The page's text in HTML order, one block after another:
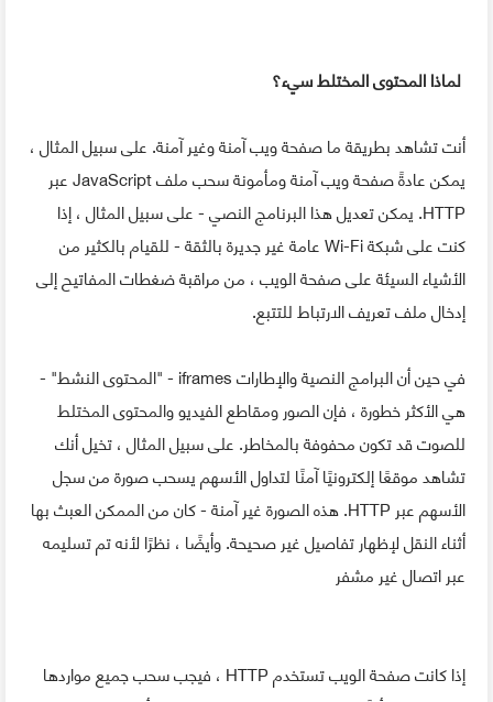
لماذا المحتوى المختلط سيء؟
أنت تشاهد بطريقة ما صفحة ويب آمنة وغير آمنة. على سبيل المثال ،
يمكن عادةً صفحة ويب آمنة ومأمونة سحب ملف JavaScript عبر
HTTP. يمكن تعديل هذا البرنامج النصي - على سبيل المثال ، إذا
كنت على شبكة Wi-Fi عامة غير جديرة بالثقة - للقيام بالكثير من
الأشياء السيئة على صفحة الويب ، من مراقبة ضغطات المفاتيح إلى
إدخال ملف تعريف الارتباط للتتبع.
في حين أن البرامج النصية والإطارات iframes - "المحتوى النشط" -
هي الأكثر خطورة ، فإن الصور ومقاطع الفيديو والمحتوى المختلط
للصوت قد تكون محفوفة بالمخاطر. على سبيل المثال ، تخيل أنك
تشاهد موقعًا إلكترونيًا آمنًا لتداول الأسهم يسحب صورة من سجل
الأسهم عبر HTTP. هذه الصورة غير آمنة - كان من الممكن العبث بها
أثناء النقل لإظهار تفاصيل غير صحيحة. وأيضًا ، نظرًا لأنه تم تسليمه
عبر اتصال غير مشفر
إذا كانت صفحة الويب تستخدم HTTP ، فيجب سحب جميع مواردها